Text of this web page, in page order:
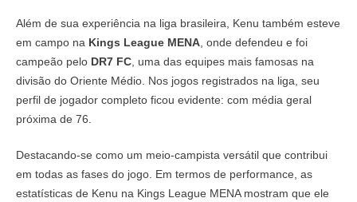
Além de sua experiência na liga brasileira, Kenu também esteve
em campo na Kings League MENA , onde defendeu e foi
campeão pelo DR7 FC , uma das equipes mais famosas na
divisão do Oriente Médio. Nos jogos registrados na liga, seu
perfil de jogador completo ficou evidente: com média geral
próxima de 76.
Destacando-se como um meio-campista versátil que contribui
em todas as fases do jogo. Em termos de performance, as
estatísticas de Kenu na Kings League MENA mostram que ele